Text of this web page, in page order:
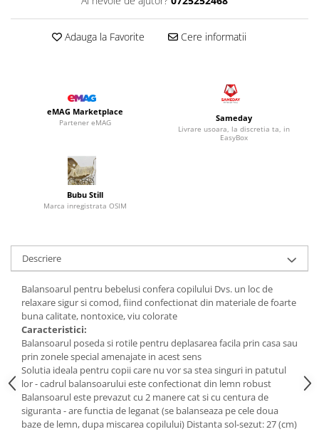
Adauga la Favorite Cere informatii
eMAG Marketplace
Partener eMAG Sameday
Livrare usoara, la discretia ta, in
EasyBox
Bubu Still
Marca inregistrata OSIM
Descriere
Balansoarul pentru bebelusi confera copilului Dvs. un loc de
relaxare sigur si comod, fiind confectionat din materiale de foarte
buna calitate, nontoxice, viu colorate
Caracteristici:
Balansoarul poseda si rotile pentru deplasarea facila prin casa sau
prin zonele special amenajate in acest sens
Solutia ideala pentru copii care nu vor sa stea singuri in patutul
lor - cadrul balansoarului este confectionat din lemn robust
Balansoarul este prevazut cu 2 manere cat si cu centura de
siguranta - are functia de leganat (se balanseaza pe cele doua
baze de lemn, dupa miscarea copilului) Distanta sol-sezut: 27 (cm)